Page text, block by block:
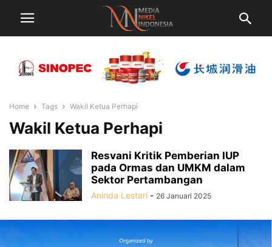
Home Tags Wakil Ketua Perhapi
Wakil Ketua Perhapi
Resvani Kritik Pemberian IUP
pada Ormas dan UMKM dalam
Sektor Pertambangan
Aninda Lestari - 26 Januari 2025